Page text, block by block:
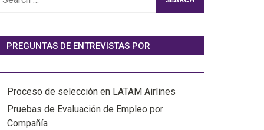
for:
PREGUNTAS DE ENTREVISTAS POR
Proceso de selección en LATAM Airlines
Pruebas de Evaluación de Empleo por
Compañía